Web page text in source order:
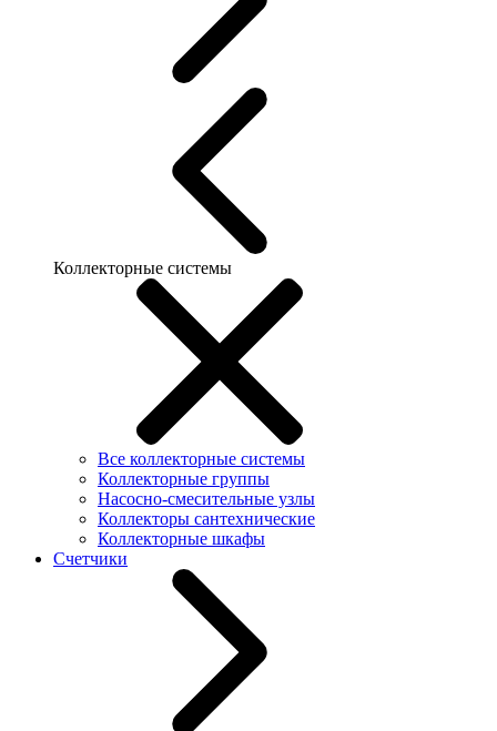
Коллекторные системы
Все коллекторные системы
Коллекторные группы
Насосно-смесительные узлы
Коллекторы сантехнические
Коллекторные шкафы
Счетчики